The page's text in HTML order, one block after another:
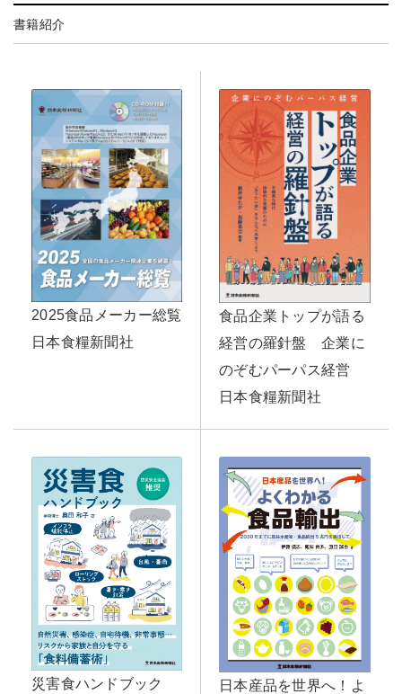
書籍紹介
2025食品メーカー総覧
日本食糧新聞社
食品企業トップが語る
経営の羅針盤 企業に
のぞむパーパス経営
日本食糧新聞社
災害食ハンドブック
日本産品を世界へ！よ